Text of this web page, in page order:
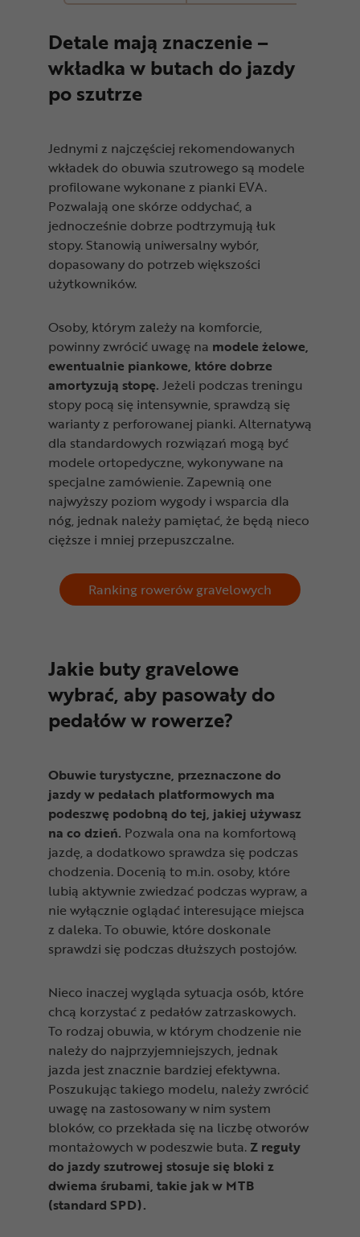
Detale mają znaczenie –
wkładka w butach do jazdy
po szutrze
Jednymi z najczęściej rekomendowanych
wkładek do obuwia szutrowego są modele
profilowane wykonane z pianki EVA.
Pozwalają one skórze oddychać, a
jednocześnie dobrze podtrzymują łuk
stopy. Stanowią uniwersalny wybór,
dopasowany do potrzeb większości
użytkowników.
Osoby, którym zależy na komforcie,
powinny zwrócić uwagę na modele żelowe,
ewentualnie piankowe, które dobrze
amortyzują stopę. Jeżeli podczas treningu
stopy pocą się intensywnie, sprawdzą się
warianty z perforowanej pianki. Alternatywą
dla standardowych rozwiązań mogą być
modele ortopedyczne, wykonywane na
specjalne zamówienie. Zapewnią one
najwyższy poziom wygody i wsparcia dla
nóg, jednak należy pamiętać, że będą nieco
cięższe i mniej przepuszczalne.
Ranking rowerów gravelowych
Jakie buty gravelowe
wybrać, aby pasowały do
pedałów w rowerze?
Obuwie turystyczne, przeznaczone do
jazdy w pedałach platformowych ma
podeszwę podobną do tej, jakiej używasz
na co dzień. Pozwala ona na komfortową
jazdę, a dodatkowo sprawdza się podczas
chodzenia. Docenią to m.in. osoby, które
lubią aktywnie zwiedzać podczas wypraw, a
nie wyłącznie oglądać interesujące miejsca
z daleka. To obuwie, które doskonale
sprawdzi się podczas dłuższych postojów.
Nieco inaczej wygląda sytuacja osób, które
chcą korzystać z pedałów zatrzaskowych.
To rodzaj obuwia, w którym chodzenie nie
należy do najprzyjemniejszych, jednak
jazda jest znacznie bardziej efektywna.
Poszukując takiego modelu, należy zwrócić
uwagę na zastosowany w nim system
bloków, co przekłada się na liczbę otworów
montażowych w podeszwie buta. Z reguły
do jazdy szutrowej stosuje się bloki z
dwiema śrubami, takie jak w MTB
(standard SPD).